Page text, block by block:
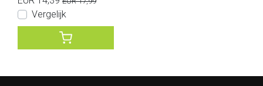
Vergelijk